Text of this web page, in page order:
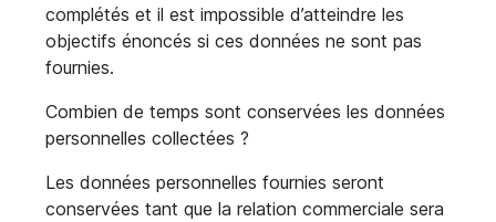
complétés et il est impossible d’atteindre les
objectifs énoncés si ces données ne sont pas
fournies.
Combien de temps sont conservées les données
personnelles collectées ?
Les données personnelles fournies seront
conservées tant que la relation commerciale sera